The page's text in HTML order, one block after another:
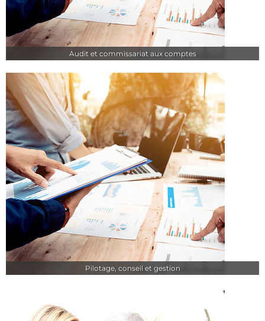
Audit et commissariat aux comptes
Pilotage, conseil et gestion